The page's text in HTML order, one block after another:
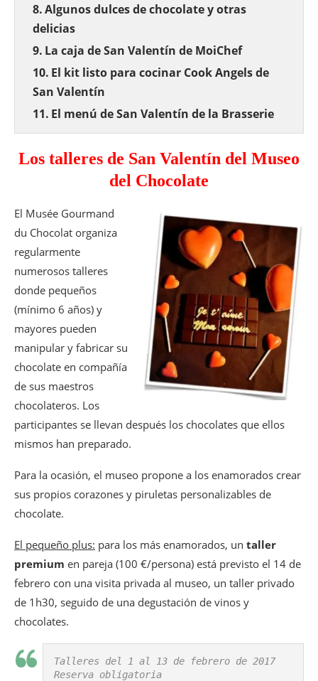
Algunos dulces de chocolate y otras
delicias
La caja de San Valentín de MoiChef
El kit listo para cocinar Cook Angels de
San Valentín
El menú de San Valentín de la Brasserie
Frame
Pequeña selección de ideas de regalo
Interflora x Chantal Thomas se unen
CONCURSO San Valentín:
Los talleres de San Valentín del Museo
del Chocolate
El Musée Gourmand
du Chocolat organiza
regularmente
numerosos talleres
donde pequeños
(mínimo 6 años) y
mayores pueden
manipular y fabricar su
chocolate en compañía
de sus maestros
chocolateros. Los
participantes se llevan después los chocolates que ellos
mismos han preparado.
Para la ocasión, el museo propone a los enamorados crear
sus propios corazones y piruletas personalizables de
chocolate.
El pequeño plus: para los más enamorados, un taller
premium en pareja (100 €/persona) está previsto el 14 de
febrero con una visita privada al museo, un taller privado
de 1h30, seguido de una degustación de vinos y
chocolates.
Talleres del 1 al 13 de febrero de 2017
Reserva obligatoria